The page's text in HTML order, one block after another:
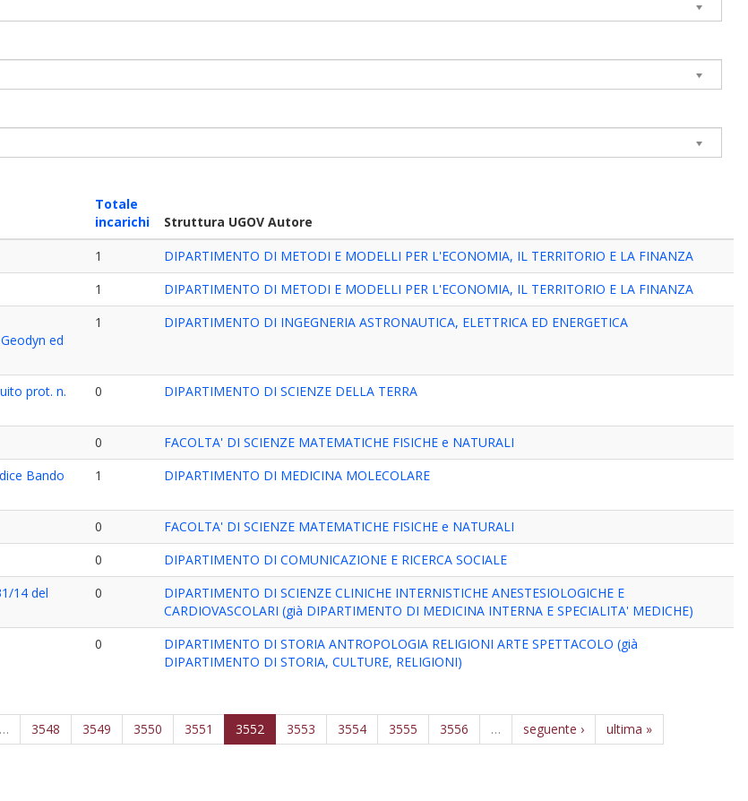
Totale
incarichi
Struttura UGOV Autore
1
DIPARTIMENTO DI METODI E MODELLI PER L'ECONOMIA, IL TERRITORIO E LA FINANZA
1
DIPARTIMENTO DI METODI E MODELLI PER L'ECONOMIA, IL TERRITORIO E LA FINANZA
ed
1 DIPARTIMENTO DI INGEGNERIA ASTRONAUTICA, ELETTRICA ED ENERGETICA
prot. n.
0 DIPARTIMENTO DI SCIENZE DELLA TERRA
0
FACOLTA' DI SCIENZE MATEMATICHE FISICHE e NATURALI
Bando
1 DIPARTIMENTO DI MEDICINA MOLECOLARE
0
FACOLTA' DI SCIENZE MATEMATICHE FISICHE e NATURALI
0
DIPARTIMENTO DI COMUNICAZIONE E RICERCA SOCIALE
14 del
0
DIPARTIMENTO DI SCIENZE CLINICHE INTERNISTICHE ANESTESIOLOGICHE E
CARDIOVASCOLARI (già DIPARTIMENTO DI MEDICINA INTERNA E SPECIALITA' MEDICHE)
0
DIPARTIMENTO DI STORIA ANTROPOLOGIA RELIGIONI ARTE SPETTACOLO (già
DIPARTIMENTO DI STORIA, CULTURE, RELIGIONI)
… 3548 3549 3550 3551 3552 3553 3554 3555 3556 … seguente › ultima »